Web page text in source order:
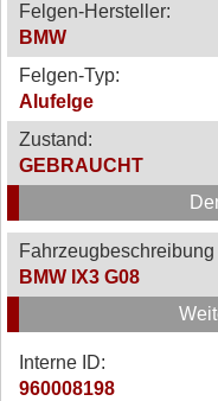
Felgen-Hersteller:
BMW
Felgen-Typ:
Alufelge
Zustand:
GEBRAUCHT
Fahrzeugbeschreibung
BMW IX3 G08
Interne ID:
960008198